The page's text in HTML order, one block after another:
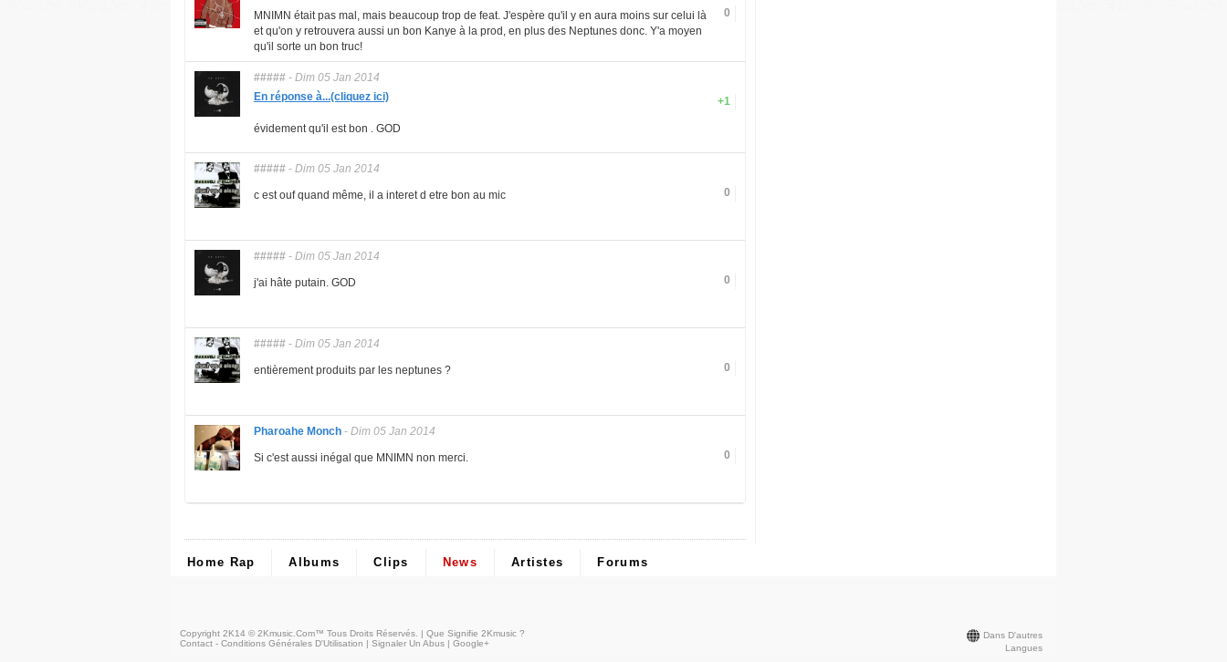
0
MNIMN était pas mal, mais beaucoup trop de feat. J'espère qu'il y en aura moins sur celui là
et qu'on y retrouvera aussi un bon Kanye à la prod, en plus des Neptunes donc. Y'a moyen
qu'il sorte un bon truc!
##### - Dim 05 Jan 2014
+1
En réponse à...(cliquez ici)
évidement qu'il est bon . GOD
##### - Dim 05 Jan 2014
0
c est ouf quand même, il a interet d etre bon au mic
##### - Dim 05 Jan 2014
0
j'ai hâte putain. GOD
##### - Dim 05 Jan 2014
0
entièrement produits par les neptunes ?
Pharoahe Monch - Dim 05 Jan 2014
0
Si c'est aussi inégal que MNIMN non merci.
Home Rap Albums Clips News Artistes Forums
Dans D'autres
Langues
Copyright 2K14 © 2Kmusic.com™ Tous Droits Réservés . | Que Signifie 2Kmusic ?
Contact - Conditions Générales D'Utilisation | Signaler Un Abus | Google+